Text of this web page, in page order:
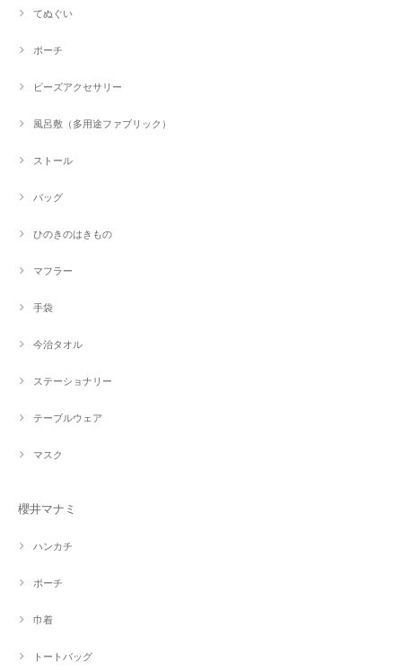
てぬぐい
ポーチ
ビーズアクセサリー
風呂敷（多用途ファブリック）
ストール
バッグ
ひのきのはきもの
マフラー
手袋
今治タオル
ステーショナリー
テーブルウェア
マスク
櫻井マナミ
ハンカチ
ポーチ
巾着
トートバッグ